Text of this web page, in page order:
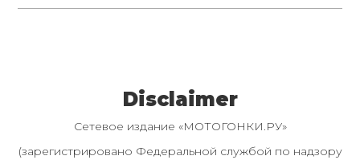
Disclaimer
Сетевое издание «МОТОГОНКИ.РУ»
(зарегистрировано Федеральной службой по надзору